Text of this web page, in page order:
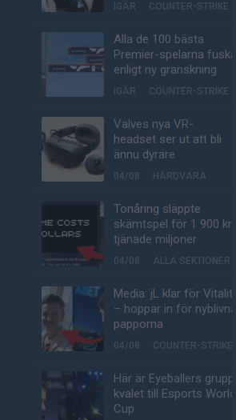
IGÅR COUNTER-STRIKE
Alla de 100 bästa
Premier-spelarna fuskar
enligt ny granskning
IGÅR COUNTER-STRIKE
Valves nya VR-
headset ser ut att bli
ännu dyrare
04/08 HÅRDVARA
Tonåring släppte
skämtspel för 1 900 kr –
tjänade miljoner
04/08 ALLA SEKTIONER
Media: jL klar för Vitality
– hoppar in för nyblivna
papporna
04/08 COUNTER-STRIKE
Här är Eyeballers grupp i
kvalet till Esports World
Cup